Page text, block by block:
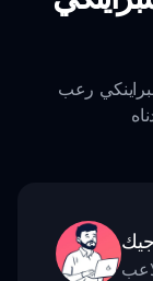
رعب
جيك